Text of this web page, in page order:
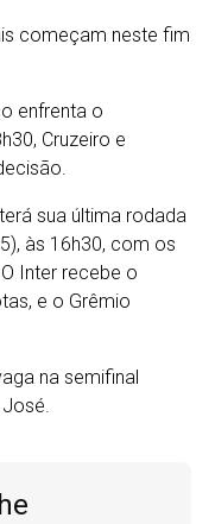
começam neste fim
enfrenta o
Cruzeiro e
sua última rodada
às 16h30, com os
Inter recebe o
e o Grêmio
na semifinal